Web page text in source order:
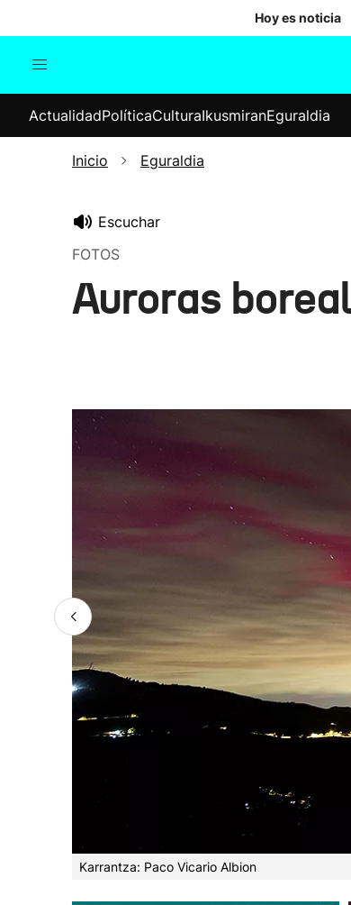
Hoy es noticia
Internacional
Elecciones
ActualidadPolíticaCulturaIkusmiranEguraldia
Inicio Eguraldia
Escuchar
FOTOS
Auroras
Karrantza: Paco Vicario Albion